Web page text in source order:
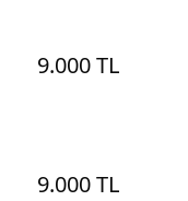
9.000 TL
9.000 TL